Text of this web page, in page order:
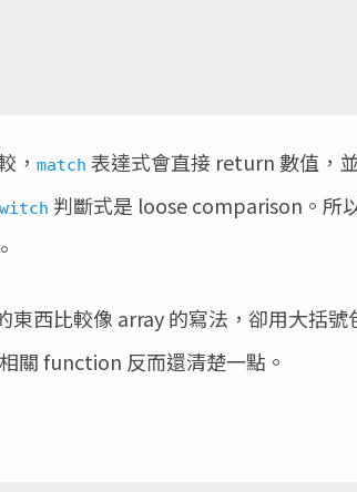
， match 表達式會直接 return 數值，
判斷式是 loose comparison。所
東西比較像 array 的寫法，卻用大括號
關 function 反而還清楚一點。